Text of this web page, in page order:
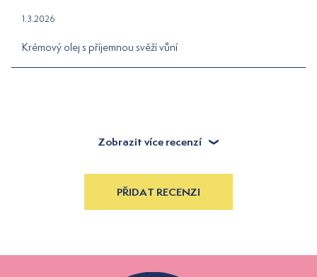
1.3.2026
Krémový olej s příjemnou svěží vůní
Zobrazit více recenzí
PŘIDAT RECENZI